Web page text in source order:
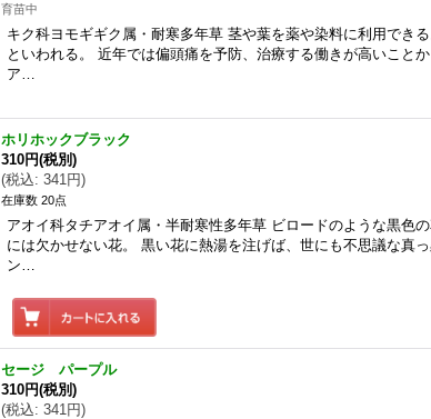
育苗中
キク科ヨモギギク属・耐寒多年草 茎や葉を薬や染料に利用でき
といわれる。 近年では偏頭痛を予防、治療する働きが高いこと
ア…
ホリホックブラック
310円(税別)
(税込: 341円)
在庫数 20点
アオイ科タチアオイ属・半耐寒性多年草 ビロードのような黒色
には欠かせない花。 黒い花に熱湯を注げば、世にも不思議な真
ン…
セージ パープル
310円(税別)
(税込: 341円)